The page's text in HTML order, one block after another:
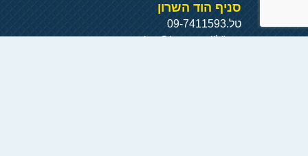
סניף הוד השרון
טל.09-7411593
דוא"לlaz@inter.net.il